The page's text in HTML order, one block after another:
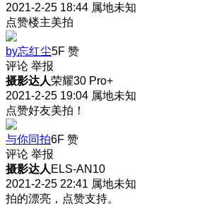
2021-2-25 18:44 属地未知
点赞楼主美拍
by忘红尘5F 赞
评论 举报
摄影达人荣耀30 Pro+
2021-2-25 19:04 属地未知
点赞好友美拍！
与你同拍6F 赞
评论 举报
摄影达人 ELS-AN10
2021-2-25 22:41 属地未知
拍的漂亮，点赞支持。